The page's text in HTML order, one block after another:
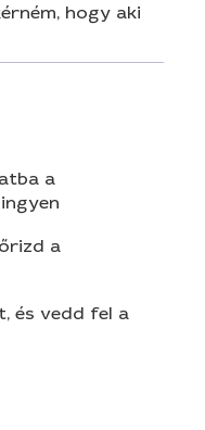
hogy aki
a
a
és vedd fel a